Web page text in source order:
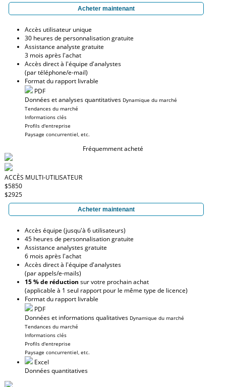
Acheter maintenant
Accès utilisateur unique
30 heures de personnalisation gratuite
Assistance analyste gratuite
3 mois après l'achat
Accès direct à l'équipe d'analystes
(par téléphone/e-mail)
Format du rapport livrable
PDF
Données et analyses quantitatives Dynamique du marché
Tendances du marché
Informations clés
Profils d'entreprise
Paysage concurrentiel, etc.
Fréquemment acheté
ACCÈS MULTI-UTILISATEUR
$5850
$2925
Acheter maintenant
Accès équipe (jusqu'à 6 utilisateurs)
45 heures de personnalisation gratuite
Assistance analystes gratuite
6 mois après l'achat
Accès direct à l'équipe d'analystes
(par appels/e-mails)
15 % de réduction sur votre prochain achat
(applicable à 1 seul rapport pour le même type de licence)
Format du rapport livrable
PDF
Données et informations qualitatives Dynamique du marché
Tendances du marché
Informations clés
Profils d'entreprise
Paysage concurrentiel, etc.
Excel
Données quantitatives